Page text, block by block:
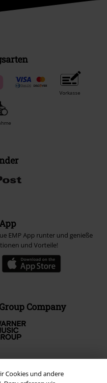
Cookies und andere
Vorkasse
EMP App runter und genieße
und Vorteile!
Company